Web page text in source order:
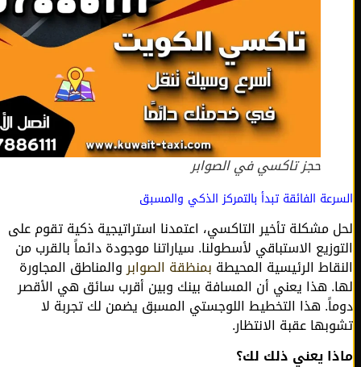
حجز تاكسي في الصوابر
الفائقة تبدأ بالتمركز الذكي والمسبق
مشكلة تأخير التاكسي، اعتمدنا استراتيجية ذكية تقوم على
الاستباقي لأسطولنا. سياراتنا موجودة دائماً بالقرب من
الرئيسية المحيطةبمنظقة الصوابروالمناطق المجاورة
هذا يعني أن المسافة بينك وبين أقرب سائق هي الأقصر
هذا التخطيط اللوجستي المسبق يضمن لك تجربة لا
عقبة الانتظار.
يعني ذلك لك؟